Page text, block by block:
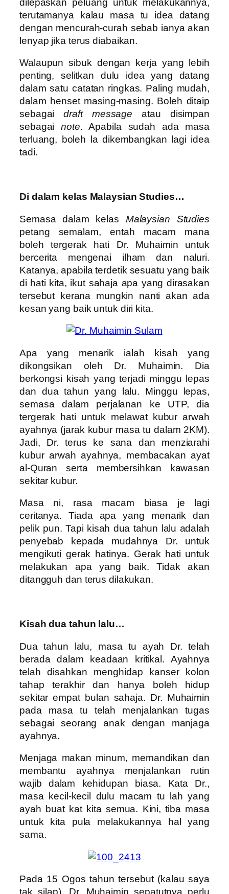
terutamanya kalau masa tu idea datang
dengan mencurah-curah sebab ianya akan
lenyap jika terus diabaikan.
Walaupun sibuk dengan kerja yang lebih
penting, selitkan dulu idea yang datang
dalam satu catatan ringkas. Paling mudah,
dalam henset masing-masing. Boleh ditaip
sebagai draft message atau disimpan
sebagainote. Apabila sudah ada masa
terluang, boleh la dikembangkan lagi idea
tadi.
Di dalam kelas Malaysian Studies…
Semasa dalam kelas Malaysian Studies
petang semalam, entah macam mana
boleh tergerak hati Dr. Muhaimin untuk
bercerita mengenai ilham dan naluri.
Katanya, apabila terdetik sesuatu yang baik
di hati kita, ikut sahaja apa yang dirasakan
tersebut kerana mungkin nanti akan ada
kesan yang baik untuk diri kita.
Apa yang menarik ialah kisah yang
dikongsikan oleh Dr. Muhaimin. Dia
berkongsi kisah yang terjadi minggu lepas
dan dua tahun yang lalu. Minggu lepas,
semasa dalam perjalanan ke UTP, dia
tergerak hati untuk melawat kubur arwah
ayahnya (jarak kubur masa tu dalam 2KM).
Jadi, Dr. terus ke sana dan menziarahi
kubur arwah ayahnya, membacakan ayat
al-Quran serta membersihkan kawasan
sekitar kubur.
Masa ni, rasa macam biasa je lagi
ceritanya. Tiada apa yang menarik dan
pelik pun. Tapi kisah dua tahun lalu adalah
penyebab kepada mudahnya Dr. untuk
mengikuti gerak hatinya. Gerak hati untuk
melakukan apa yang baik. Tidak akan
ditangguh dan terus dilakukan.
Kisah dua tahun lalu…
Dua tahun lalu, masa tu ayah Dr. telah
berada dalam keadaan kritikal. Ayahnya
telah disahkan menghidap kanser kolon
tahap terakhir dan hanya boleh hidup
sekitar empat bulan sahaja. Dr. Muhaimin
pada masa tu telah menjalankan tugas
sebagai seorang anak dengan manjaga
ayahnya.
Menjaga makan minum, memandikan dan
membantu ayahnya menjalankan rutin
wajib dalam kehidupan biasa. Kata Dr.,
masa kecil-kecil dulu macam tu lah yang
ayah buat kat kita semua. Kini, tiba masa
untuk kita pula melakukannya hal yang
sama.
Pada 15 Ogos tahun tersebut (kalau saya
tak silap), Dr. Muhaimin sepatutnya perlu